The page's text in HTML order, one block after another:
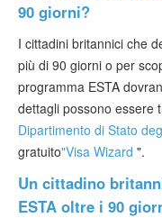
90 giorni?
I cittadini britannici che
più di 90 giorni o per
programma ESTA
dettagli possono essere
Dipartimento di Stato
gratuito"Visa Wizard ".
Un cittadino
ESTA oltre i 90